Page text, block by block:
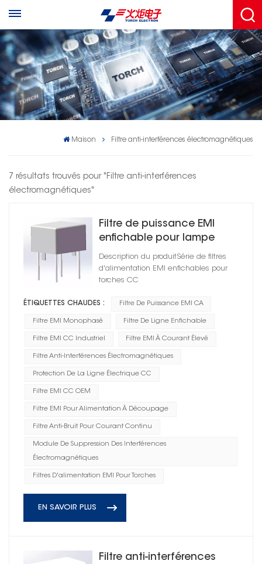
Maison Filtre anti-interférences électromagnétiques
7 résultats trouvés pour "Filtre anti-interférences
électromagnétiques"
Filtre de puissance EMI
enfichable pour lampe
torche CC série 1A
Description du produitSérie de filtres
d'alimentation EMI enfichables pour
torches CC
ÉTIQUETTES CHAUDES : Filtre De Puissance EMI CA
Filtre EMI Monophasé Filtre De Ligne Enfichable
Filtre EMI CC Industriel Filtre EMI À Courant Élevé
Filtre Anti-Interférences Électromagnétiques
Protection De La Ligne Électrique CC
Filtre EMI CC OEM
Filtre EMI Pour Alimentation À Découpage
Filtre Anti-Bruit Pour Courant Continu
Module De Suppression Des Interférences
Électromagnétiques
Filtres D'alimentation EMI Pour Torches
EN SAVOIR PLUS
Filtre anti-interférences